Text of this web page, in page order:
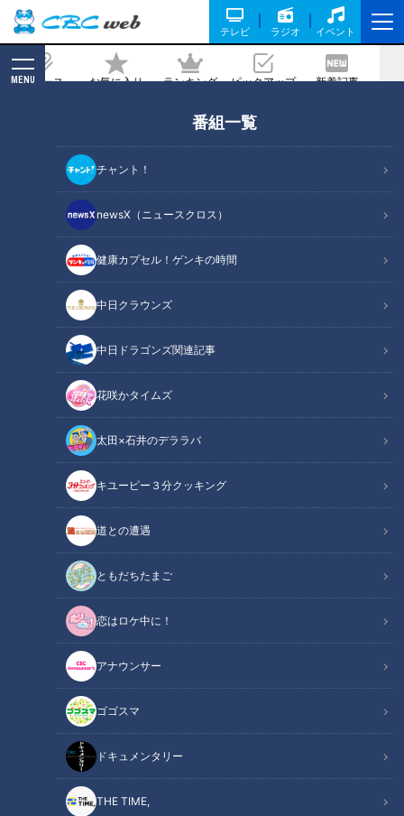
テレビ ラジオ イベント
ニュース お気に入り ランキング ピックアップ 新着記事
MENU
番組一覧
チャント！
newsX（ニュースクロス）
健康カプセル！ゲンキの時間
中日クラウンズ
中日ドラゴンズ関連記事
花咲かタイムズ
太田×石井のデララバ
キユーピー３分クッキング
道との遭遇
ともだちたまご
恋はロケ中に！
アナウンサー
ゴゴスマ
ドキュメンタリー
THE TIME,
「年収の壁」 ｜ 制度変更と後悔しない
働き方をFPが解説
2026/02/04 11:00
CBCテレビ me:tone編集部
me:tone
ライフ
ニュースやSNSでも頻繁に目にする「年収の壁」。
言葉は知っていても、「自分の場合はどうなるの？」「今の働
き方で本当に大丈夫？」と、具体的に理解できていない人も多
いのではないでしょうか。
本記事では、ファイナンシャルプランナーの視点から、「年収
の壁」の基本と、女性がつまずきやすいポイントをわかりやす
く解説していきます。